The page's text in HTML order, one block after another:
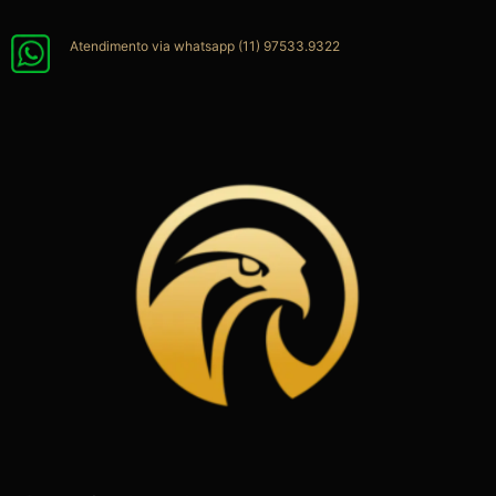
para
Atendimento via whatsapp (11) 97533.9322